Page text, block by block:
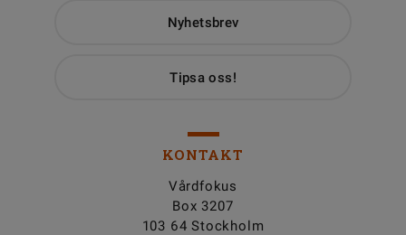
Nyhetsbrev
Tipsa oss!
KONTAKT
Vårdfokus
Box 3207
103 64 Stockholm